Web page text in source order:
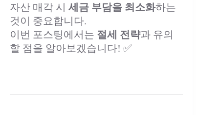
자산 매각 시 세금 부담을 최소화하는
것이 중요합니다.
이번 포스팅에서는 절세 전략과 유의
할 점을 알아보겠습니다! ✅